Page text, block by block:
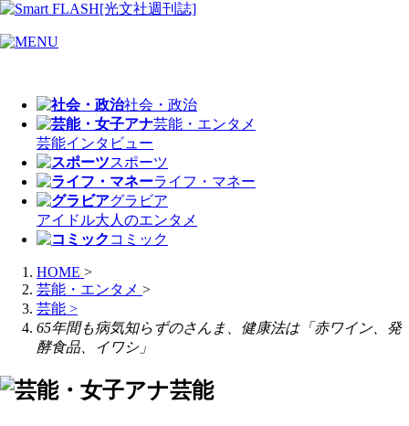
社会・政治
芸能・エンタメ
芸能インタビュー
スポーツ
ライフ・マネー
グラビア
アイドル大人のエンタメ
コミック
HOME >
芸能・エンタメ >
芸能 >
65年間も病気知らずのさんま、健康法は「赤ワイン、発
酵食品、イワシ」
芸能